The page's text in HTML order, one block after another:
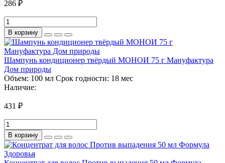
286 ₽
В корзину
Шампунь кондиционер твёрдый МОНОИ 75 г Мануфактура
Дом природы
Объем: 100 мл Срок годности: 18 мес
Наличие:
431 ₽
В корзину